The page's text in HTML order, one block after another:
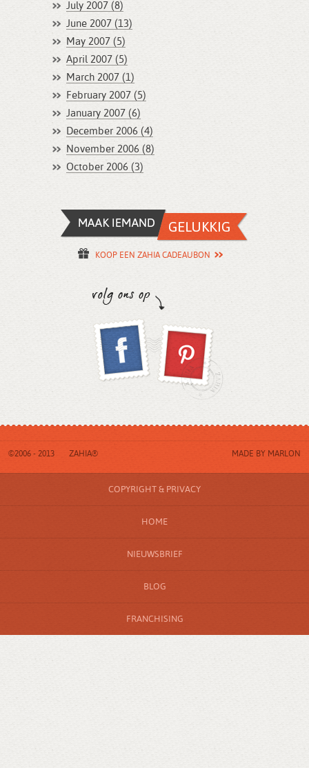
July 2007 (8)
June 2007 (13)
May 2007 (5)
April 2007 (5)
March 2007 (1)
February 2007 (5)
January 2007 (6)
December 2006 (4)
November 2006 (8)
October 2006 (3)
KOOP EEN ZAHIA CADEAUBON
©2006 - 2013 ZAHIA® MADE BY MARLON
COPYRIGHT & PRIVACY
HOME
NIEUWSBRIEF
BLOG
FRANCHISING